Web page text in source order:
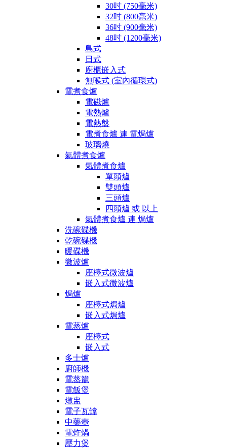
30吋 (750毫米)
32吋 (800毫米)
36吋 (900毫米)
48吋 (1200毫米)
島式
日式
廚櫃嵌入式
無喉式 (室內循環式)
電煮食爐
電磁爐
電熱爐
電熱盤
電煮食爐 連 電焗爐
玻璃燒
氣體煮食爐
氣體煮食爐
單頭爐
雙頭爐
三頭爐
四頭爐 或 以上
氣體煮食爐 連 焗爐
洗碗碟機
乾碗碟機
暖碟機
微波爐
座檯式微波爐
嵌入式微波爐
焗爐
座檯式焗爐
嵌入式焗爐
電蒸爐
座檯式
嵌入式
多士爐
廚師機
電蒸籠
電飯煲
燉盅
電子瓦罉
中藥壺
電炸煱
壓力煲